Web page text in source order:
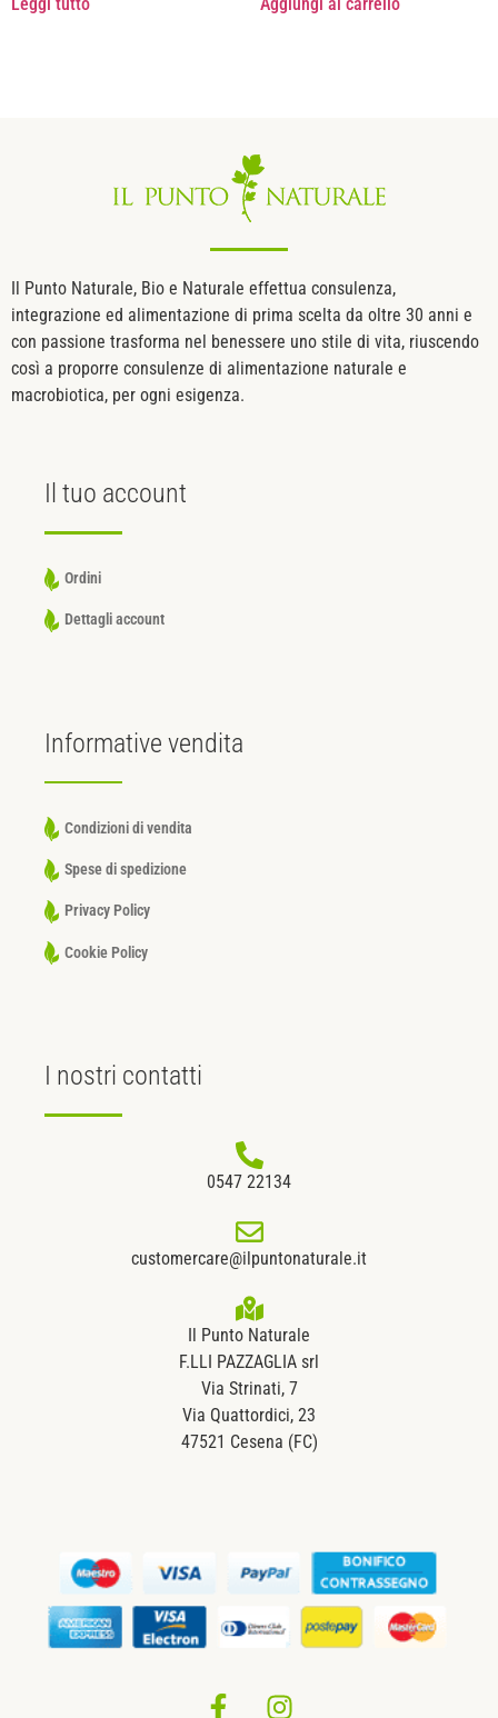
Il Punto Naturale, Bio e Naturale effettua consulenza,
integrazione ed alimentazione di prima scelta da oltre 30 anni e
con passione trasforma nel benessere uno stile di vita, riuscendo
così a proporre consulenze di alimentazione naturale e
macrobiotica, per ogni esigenza.
Il tuo account
Ordini
Dettagli account
Informative vendita
Condizioni di vendita
Spese di spedizione
Privacy Policy
Cookie Policy
I nostri contatti
0547 22134
customercare@ilpuntonaturale.it
Il Punto Naturale
F.LLI PAZZAGLIA srl
Via Strinati, 7
Via Quattordici, 23
47521 Cesena (FC)